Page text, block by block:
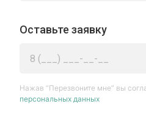
Оставьте заявку
Нажав “Перезвоните мне” вы
персональных данных